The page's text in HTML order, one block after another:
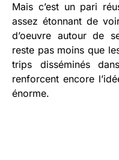
Mais c’est un pari
assez étonnant de
d’oeuvre autour de
reste pas moins que
trips disséminés
renforcent encore
énorme.